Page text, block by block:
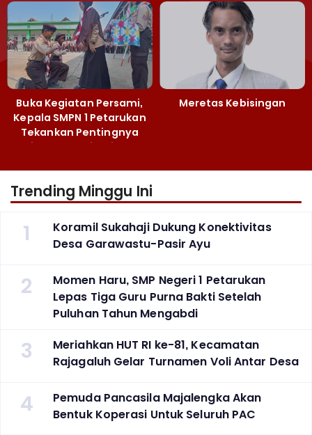
Buka Kegiatan Persami,
Kepala SMPN 1 Petarukan
Tekankan Pentingnya
Jiwa Kepemimpinan
Meretas Kebisingan
Trending Minggu Ini
1
Koramil Sukahaji Dukung Konektivitas
Desa Garawastu-Pasir Ayu
2
Momen Haru, SMP Negeri 1 Petarukan
Lepas Tiga Guru Purna Bakti Setelah
Puluhan Tahun Mengabdi
3
Meriahkan HUT RI ke-81, Kecamatan
Rajagaluh Gelar Turnamen Voli Antar Desa
4
Pemuda Pancasila Majalengka Akan
Bentuk Koperasi Untuk Seluruh PAC